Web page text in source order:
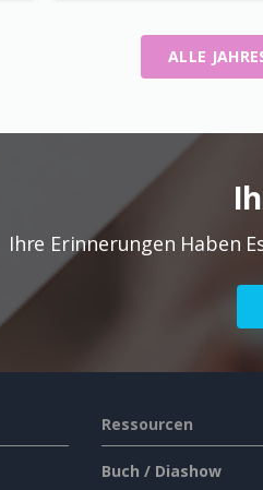
ALLE
Ihre Erinnerungen Haben
Ressourcen
Buch / Diashow